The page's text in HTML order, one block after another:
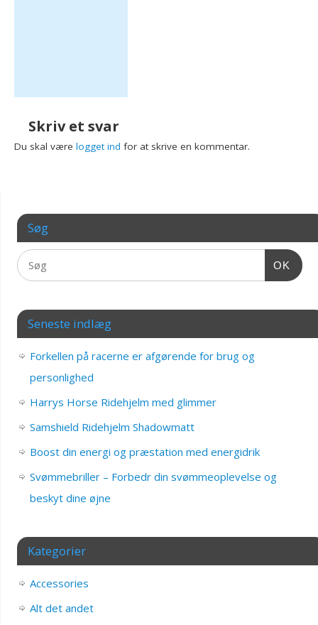
Skriv et svar
Du skal værelogget ind for at skrive en kommentar.
Søg
OK
Seneste indlæg
Forkellen på racerne er afgørende for brug og
personlighed
Harrys Horse Ridehjelm med glimmer
Samshield Ridehjelm Shadowmatt
Boost din energi og præstation med energidrik
Svømmebriller – Forbedr din svømmeoplevelse og
beskyt dine øjne
Kategorier
Accessories
Alt det andet